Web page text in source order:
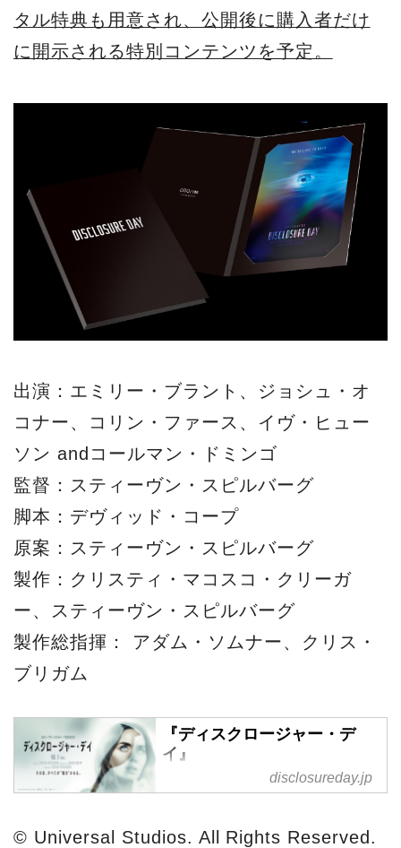
タル特典も用意され、公開後に購入者だけ
に開示される特別コンテンツを予定。
出演：エミリー・ブラント、ジョシュ・オ
コナー、コリン・ファース、イヴ・ヒュー
ソン andコールマン・ドミンゴ
監督：スティーヴン・スピルバーグ
脚本：デヴィッド・コープ
原案：スティーヴン・スピルバーグ
製作：クリスティ・マコスコ・クリーガ
ー、スティーヴン・スピルバーグ
製作総指揮： アダム・ソムナー、クリス・
ブリガム
『ディスクロージャー・デ
イ』
『ディスクロージャー・デイ』
映画史の頂点を築き上げてきた
disclosureday.jp
© Universal Studios. All Rights Reserved.